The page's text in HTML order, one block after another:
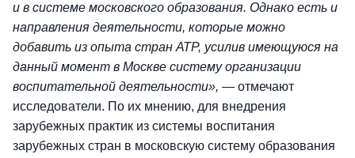
и в системе московского образования. Однако есть и
направления деятельности, которые можно
добавить из опыта стран АТР, усилив имеющуюся на
данный момент в Москве систему организации
воспитательной деятельности», — отмечают
исследователи. По их мнению, для внедрения
зарубежных практик из системы воспитания
зарубежных стран в московскую систему образования